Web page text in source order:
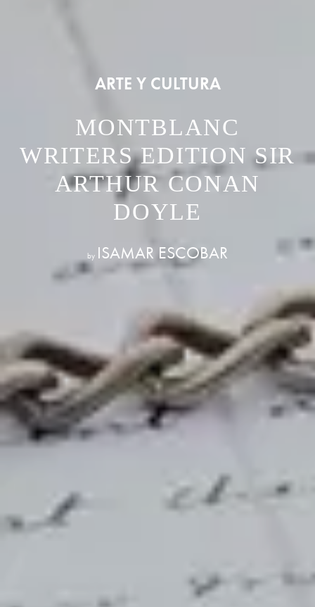
ARTE Y CULTURA
MONTBLANC
WRITERS EDITION SIR
ARTHUR CONAN
DOYLE
by ISAMAR ESCOBAR